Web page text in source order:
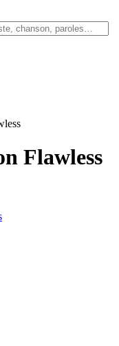
Flawless